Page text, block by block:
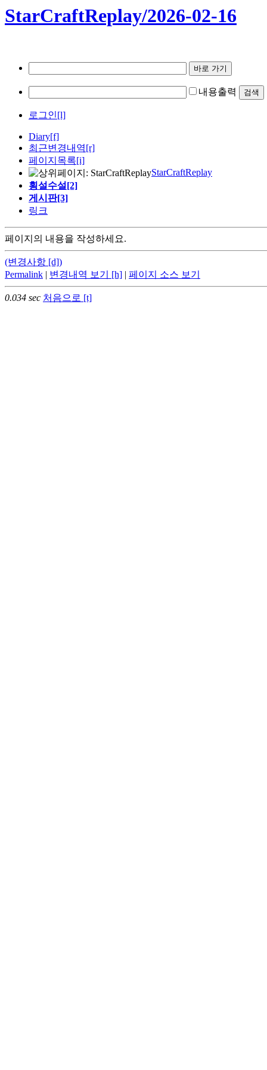
StarCraftReplay/2026-02-16
내용출력
로그인[l]
Diary[f]
최근변경내역[r]
페이지목록[i]
StarCraftReplay
횡설수설[2]
게시판[3]
링크
페이지의 내용을 작성하세요.
(변경사항 [d])
Permalink | 변경내역 보기 [h] | 페이지 소스 보기
0.034 sec 처음으로 [t]